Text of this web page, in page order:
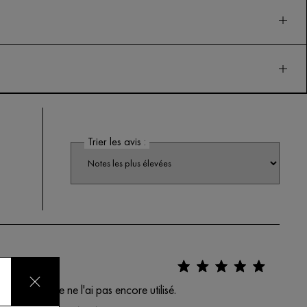
Trier les avis :
futur. Je ne l'ai pas encore utilisé.